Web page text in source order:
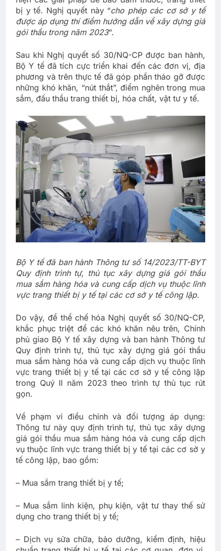
bị y tế. Nghị quyết này “cho phép các cơ sở y tế
được áp dụng thí điểm hướng dẫn về xây dựng giá
gói thầu trong năm 2023“.
Sau khi Nghị quyết số 30/NQ-CP được ban hành,
Bộ Y tế đã tích cực triển khai đến các đơn vị, địa
phương và trên thực tế đã góp phần tháo gỡ được
những khó khăn, “nút thắt”, điểm nghẽn trong mua
sắm, đấu thầu trang thiết bị, hóa chất, vật tư y tế.
Bộ Y tế đã ban hành Thông tư số 14/2023/TT-BYT
Quy định trình tự, thủ tục xây dựng giá gói thầu
mua sắm hàng hóa và cung cấp dịch vụ thuộc lĩnh
vực trang thiết bị y tế tại các cơ sở y tế công lập.
Do vậy, để thể chế hóa Nghị quyết số 30/NQ-CP,
khắc phục triệt để các khó khăn nêu trên, Chính
phủ giao Bộ Y tế xây dựng và ban hành Thông tư
Quy định trình tự, thủ tục xây dựng giá gói thầu
mua sắm hàng hóa và cung cấp dịch vụ thuộc lĩnh
vực trang thiết bị y tế tại các cơ sở y tế công lập
trong Quý II năm 2023 theo trình tự thủ tục rút
gọn.
Về phạm vi điều chỉnh và đối tượng áp dụng:
Thông tư này quy định trình tự, thủ tục xây dựng
giá gói thầu mua sắm hàng hóa và cung cấp dịch
vụ thuộc lĩnh vực trang thiết bị y tế tại các cơ sở y
tế công lập, bao gồm:
– Mua sắm trang thiết bị y tế;
– Mua sắm linh kiện, phụ kiện, vật tư thay thế sử
dụng cho trang thiết bị y tế;
– Dịch vụ sửa chữa, bảo dưỡng, kiểm định, hiệu